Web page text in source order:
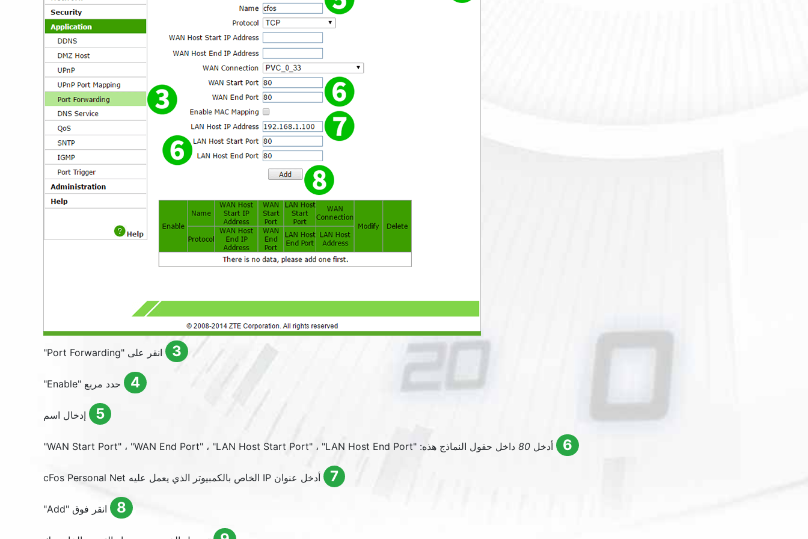
3 انقر على "Port Forwarding
"
4 حدد مربع "Enable
"
5 إدخال اسم
6 أدخل 80 داخل حقول النماذج هذه: " WAN Start Port" ، "WAN End Port" ، "LAN Host Start Port" ، "LAN Host End Port
"
7 أدخل عنوان IP الخاص بالكمبيوتر الذي يعمل عليه cFos Personal Net
8 انقر فوق "Add
"